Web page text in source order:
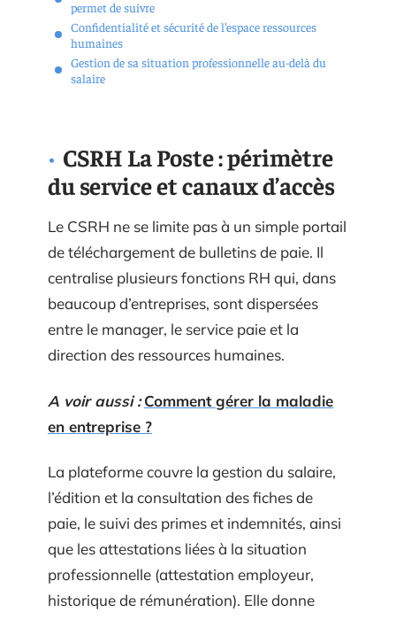
permet de suivre
Confidentialité et sécurité de l’espace ressources
humaines
Gestion de sa situation professionnelle au-delà du
salaire
CSRH La Poste : périmètre
du service et canaux d’accès
Le CSRH ne se limite pas à un simple portail
de téléchargement de bulletins de paie. Il
centralise plusieurs fonctions RH qui, dans
beaucoup d’entreprises, sont dispersées
entre le manager, le service paie et la
direction des ressources humaines.
A voir aussi : Comment gérer la maladie
en entreprise ?
La plateforme couvre la gestion du salaire,
l’édition et la consultation des fiches de
paie, le suivi des primes et indemnités, ainsi
que les attestations liées à la situation
professionnelle (attestation employeur,
historique de rémunération). Elle donne